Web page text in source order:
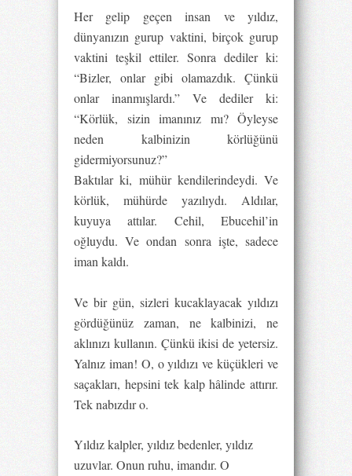
Her gelip geçen insan ve yıldız,
dünyanızın gurup vaktini, birçok gurup
vaktini teşkil ettiler. Sonra dediler ki:
“Bizler, onlar gibi olamazdık. Çünkü
onlar inanmışlardı.” Ve dediler ki:
“Körlük, sizin imanınız mı? Öyleyse
neden kalbinizin körlüğünü
gidermiyorsunuz?”
Baktılar ki, mühür kendilerindeydi. Ve
körlük, mühürde yazılıydı. Aldılar,
kuyuya attılar. Cehil, Ebucehil’in
oğluydu. Ve ondan sonra işte, sadece
iman kaldı.
Ve bir gün, sizleri kucaklayacak yıldızı
gördüğünüz zaman, ne kalbinizi, ne
aklınızı kullanın. Çünkü ikisi de yetersiz.
Yalnız iman! O, o yıldızı ve küçükleri ve
saçakları, hepsini tek kalp hâlinde attırır.
Tek nabızdır o.
Yıldız kalpler, yıldız bedenler, yıldız
uzuvlar. Onun ruhu, imandır. O